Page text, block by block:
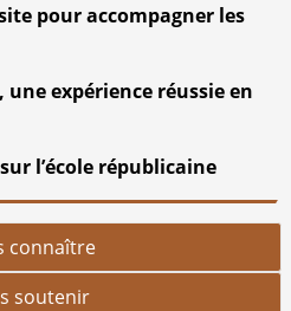
pour accompagner les
expérience réussie en
l’école républicaine
connaître
soutenir